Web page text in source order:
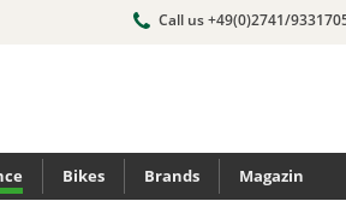
Call us +49(0)2741/
Bikes Brands Magazin